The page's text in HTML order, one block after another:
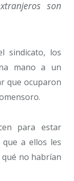
son
sindicato, los
mano a un
que ocuparon
para estar
a ellos les
no habrían